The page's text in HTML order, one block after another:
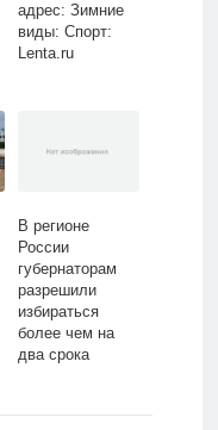
адрес: Зимние
виды: Спорт:
Lenta.ru
В регионе
России
губернаторам
разрешили
избираться
более чем на
два срока
Россия: Lenta.ru